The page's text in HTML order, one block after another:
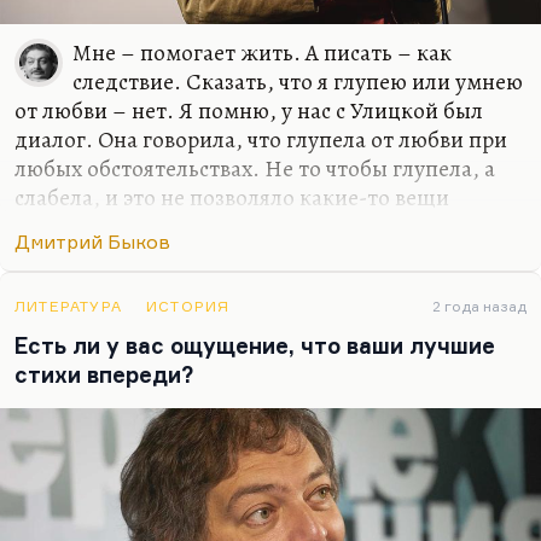
Мне – помогает жить. А писать – как
следствие. Сказать, что я глупею или умнею
от любви – нет. Я помню, у нас с Улицкой был
диалог. Она говорила, что глупела от любви при
любых обстоятельствах. Не то чтобы глупела, а
слабела, и это не позволяло какие-то вещи
все-таки этого нет, для меня любовь – это формат
какую-то общую черту у моих жен или тех
женщин, с которыми у меня были долгие и
счастливые отношения, – это были женщины, с
которыми мне нравилось разговаривать, в
которых я находил не эхо, а именно гениальный
ответ, додумывание такое.
Иной раз Катька что-нибудь такое скажет, и
жить хочется. Что-нибудь…
Дмитрий Быков
ЛИТЕРАТУРА ИСТОРИЯ 2 года назад
Есть ли у вас ощущение, что ваши лучшие
стихи впереди?